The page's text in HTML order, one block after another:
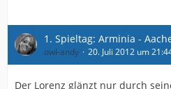
1. Spieltag: Arminia -
owl-andy 20. Juli 2012 um
Der Lorenz glänzt nur durch